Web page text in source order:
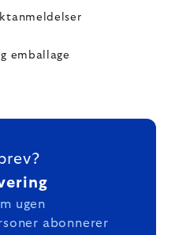
emballage
ugen
abonnerer